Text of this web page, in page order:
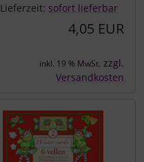
Lieferzeit: sofort lieferbar
4,05 EUR
inkl. 19 % MwSt. zzgl.
Versandkosten